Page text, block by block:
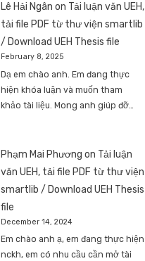
Lê Hải Ngân on Tải luận văn UEH,
tải file PDF từ thư viện smartlib
/ Download UEH Thesis file
February 8, 2025
Dạ em chào anh. Em đang thực
hiện khóa luận và muốn tham
khảo tài liệu. Mong anh giúp đỡ…
Phạm Mai Phương on Tải luận
văn UEH, tải file PDF từ thư viện
smartlib / Download UEH Thesis
file
December 14, 2024
Em chào anh ạ, em đang thực hiện
nckh, em có nhu cầu cần mở tài